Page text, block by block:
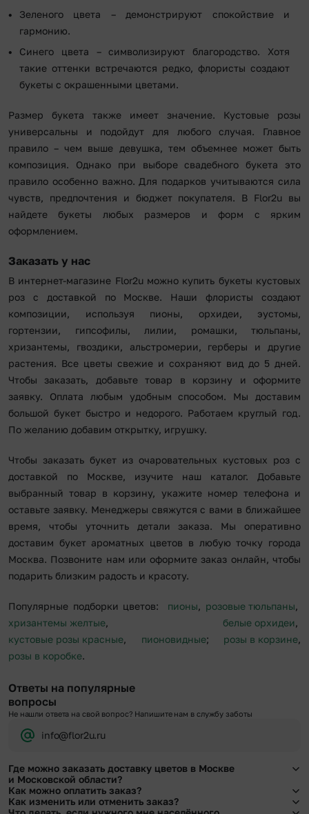
Зеленого цвета – демонстрируют спокойствие и
гармонию.
Синего цвета – символизируют благородство. Хотя
такие оттенки встречаются редко, флористы создают
букеты с окрашенными цветами.
Размер букета также имеет значение. Кустовые розы
универсальны и подойдут для любого случая. Главное
правило – чем выше девушка, тем объемнее может быть
композиция. Однако при выборе свадебного букета это
правило особенно важно. Для подарков учитываются сила
чувств, предпочтения и бюджет покупателя. В Flor2u вы
найдете букеты любых размеров и форм с ярким
оформлением.
Заказать у нас
В интернет-магазине Flor2u можно купить букеты кустовых
роз с доставкой по Москве. Наши флористы создают
композиции, используя пионы, орхидеи, эустомы,
гортензии, гипсофилы, лилии, ромашки, тюльпаны,
хризантемы, гвоздики, альстромерии, герберы и другие
растения. Все цветы свежие и сохраняют вид до 5 дней.
Чтобы заказать, добавьте товар в корзину и оформите
заявку. Оплата любым удобным способом. Мы доставим
большой букет быстро и недорого. Работаем круглый год.
По желанию добавим открытку, игрушку.
Чтобы заказать букет из очаровательных кустовых роз с
доставкой по Москве, изучите наш каталог. Добавьте
выбранный товар в корзину, укажите номер телефона и
оставьте заявку. Менеджеры свяжутся с вами в ближайшее
время, чтобы уточнить детали заказа. Мы оперативно
доставим букет ароматных цветов в любую точку города
Москва. Позвоните нам или оформите заказ онлайн, чтобы
подарить близким радость и красоту.
Популярные подборки цветов: пионы, розовые тюльпаны,
хризантемы желтые, белые орхидеи,
кустовые розы красные, пионовидные; розы в корзине,
розы в коробке.
Ответы на популярные
вопросы
Не нашли ответа на свой вопрос? Напишите нам в службу заботы
info@flor2u.ru
Где можно заказать доставку цветов в Москве
и Московской области?
Оформить доставку цветов можно в нашем приложении, на сайте flor2u.ru, по
телефону горячей линии или в чате.
Как можно оплатить заказ?
Мы предусмотрели все возможные варианты оплаты:
Как изменить или отменить заказ?